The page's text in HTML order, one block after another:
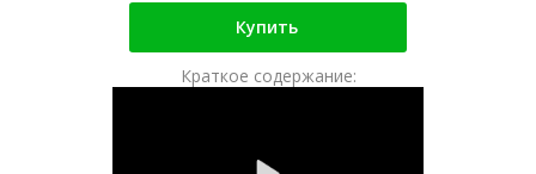
Купить
Краткое содержание: